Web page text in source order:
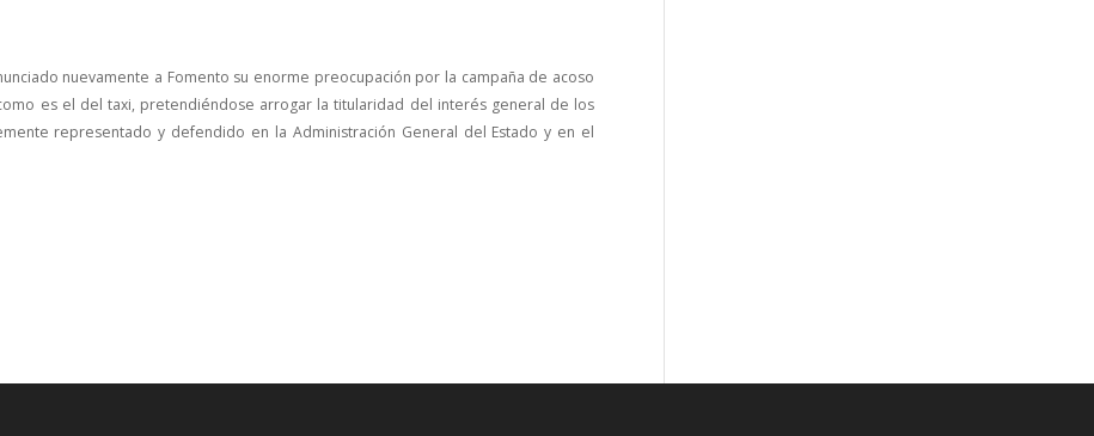
nuevamente a Fomento su enorme preocupación por la campaña de acoso
es el del taxi, pretendiéndose arrogar la titularidad del interés general de los
representado y defendido en la Administración General del Estado y en el